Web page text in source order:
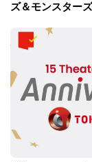
ズ＆モンスター